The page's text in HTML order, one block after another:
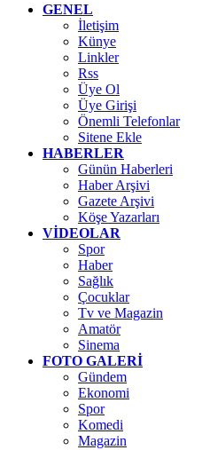
GENEL
İletişim
Künye
Linkler
Rss
Üye Ol
Üye Girişi
Önemli Telefonlar
Sitene Ekle
HABERLER
Günün Haberleri
Haber Arşivi
Gazete Arşivi
Köşe Yazarları
VİDEOLAR
Spor
Haber
Sağlık
Çocuklar
Tv ve Magazin
Amatör
Sinema
FOTO GALERİ
Gündem
Ekonomi
Spor
Komedi
Magazin